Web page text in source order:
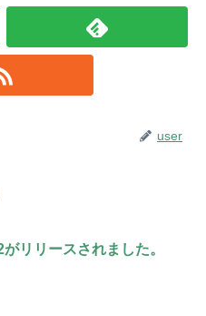
user
リリースされました。